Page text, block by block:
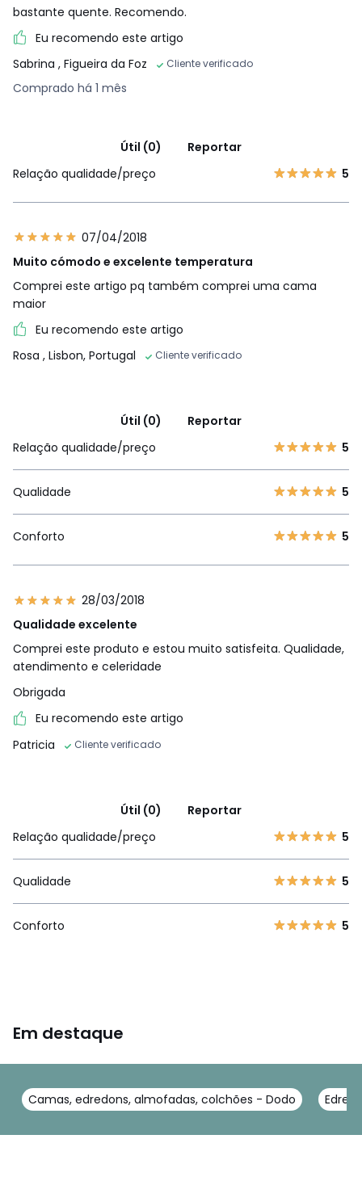
bastante quente. Recomendo.
Eu recomendo este artigo
Sabrina , Figueira da Foz Cliente verificado
Comprado há 1 mês
Útil (0)
Reportar
Relação qualidade/preço
5
07/04/2018
Muito cómodo e excelente temperatura
Comprei este artigo pq também comprei uma cama
maior
Eu recomendo este artigo
Rosa , Lisbon, Portugal Cliente verificado
Útil (0)
Reportar
Relação qualidade/preço
5
Qualidade 5
Conforto 5
28/03/2018
Qualidade excelente
Comprei este produto e estou muito satisfeita. Qualidade,
atendimento e celeridade
Obrigada
Eu recomendo este artigo
Patricia
Cliente verificado
Útil (0)
Reportar
Relação qualidade/preço
5
Qualidade 5
Conforto 5
Em destaque
Camas, edredons, almofadas, colchões - Dodo